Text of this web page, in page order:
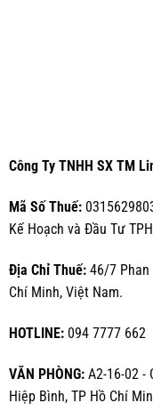
Công Ty TNHH SX TM
Mã Số Thuế:
Kế Hoạch và Đầu Tư
Địa Chỉ Thuế:46/7 Phan
Chí Minh, Việt Nam.
HOTLINE:094 7777 662
VĂN PHÒNG:A2-16-02 -
Hiệp Bình, TP Hồ Chí